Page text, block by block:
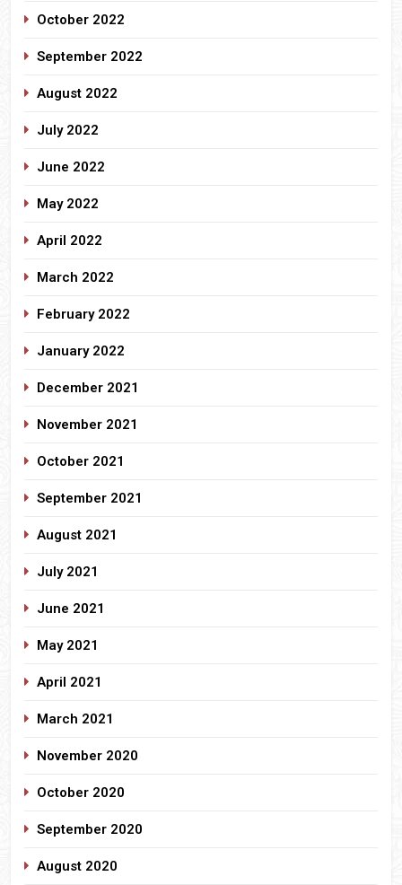
October 2022
September 2022
August 2022
July 2022
June 2022
May 2022
April 2022
March 2022
February 2022
January 2022
December 2021
November 2021
October 2021
September 2021
August 2021
July 2021
June 2021
May 2021
April 2021
March 2021
November 2020
October 2020
September 2020
August 2020